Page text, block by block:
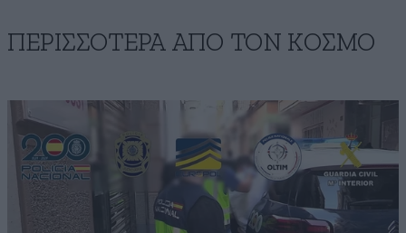
ΠΕΡΙΣΣΟΤΕΡΑ ΑΠΟ ΤΟΝ ΚΟΣΜΟ